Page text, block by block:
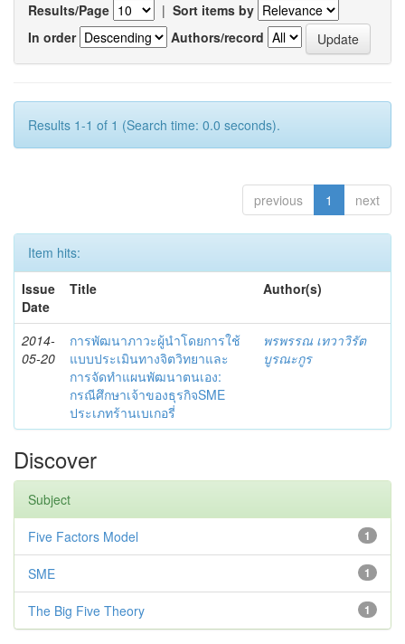
Results/Page | Sort items by
In order
Authors/record
Results 1-1 of 1 (Search time: 0.0 seconds).
previous 1 next
Item hits:
Issue
Date
Title Author(s)
2014-
05-20
การพัฒนาภาวะผู้นำโดยการใช้
แบบประเมินทางจิตวิทยาและ
การจัดทำแผนพัฒนาตนเอง:
กรณีศึกษาเจ้าของธุรกิจSME
ประเภทร้านเบเกอรี่
พรพรรณ เทวาวิรัต
บูรณะกูร
Discover
Subject
1
Five Factors Model
1
SME
1
The Big Five Theory